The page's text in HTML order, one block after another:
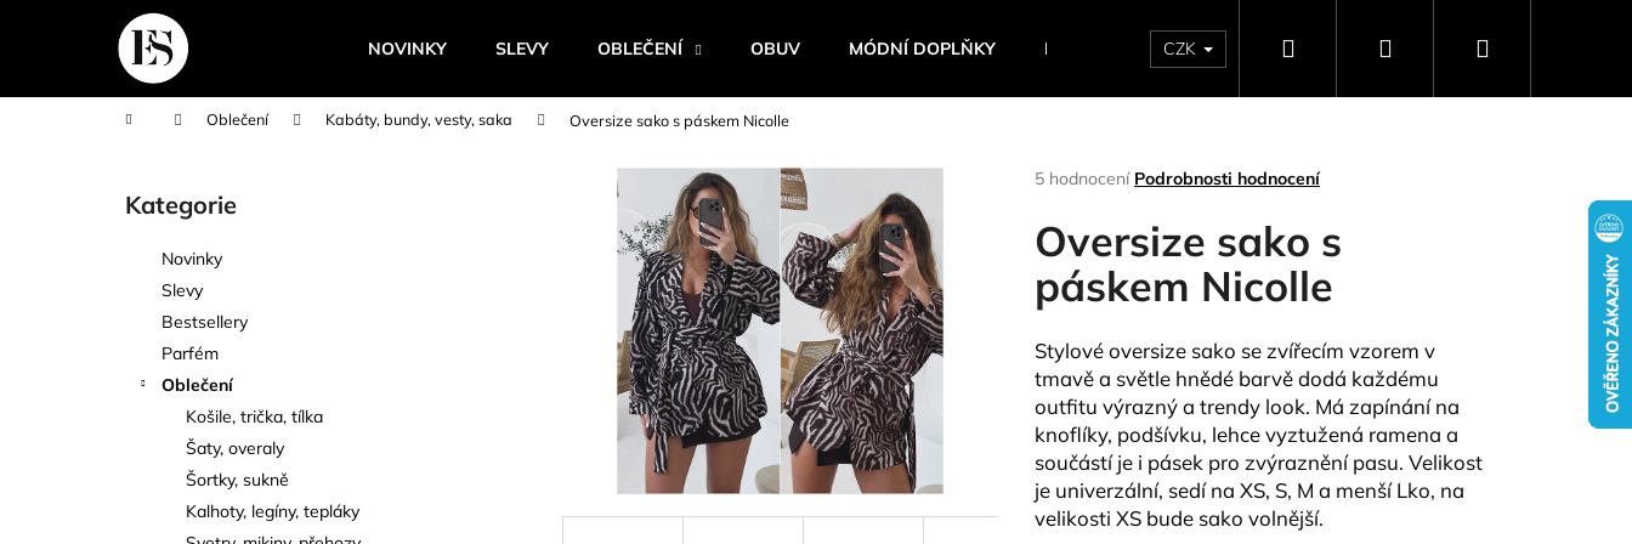
NOVINKY SLEVY OBLEČENÍ OBUV MÓDNÍ DOPLŇKY BESTSELLERY NAPIŠTE NÁM DÁRKOVÉ POUKAZY
CZK Hledat PřihlášeníNákupní
Domů Oblečení Kabáty, bundy, vesty, saka Oversize sako s páskem Nicolle
Přeskočit
kategorie
Kategorie
Novinky
Slevy
Bestsellery
Parfém
Oblečení
Košile, trička, tílka
Šaty, overaly
Šortky, sukně
Kalhoty, legíny, tepláky
Průměrné
produktu
je
5
hvězdiček.
5 hodnocení Podrobnosti hodnocení
Oversize sako s
páskem Nicolle
Stylové oversize sako se zvířecím vzorem v
tmavě a světle hnědé barvě dodá každému
outfitu výrazný a trendy look. Má zapínání na
knoflíky, podšívku, lehce vyztužená ramena a
součástí je i pásek pro zvýraznění pasu. Velikost
je univerzální, sedí na XS, S, M a menší Lko, na
velikosti XS bude sako volnější.
í
Zpět
do
Zpět
do
Co potřebujete najít?
HLEDAT
Doporučujeme
Následující